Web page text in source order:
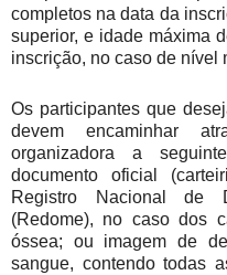
completos na data da
superior, e idade máxima
inscrição, no caso de nível
Os participantes que
devem encaminhar
organizadora a
documento oficial
Registro Nacional de
(Redome), no caso dos
óssea; ou imagem de
sangue, contendo todas